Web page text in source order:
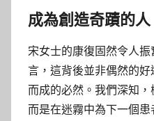
成為創造奇蹟的人
宋女士的康復固然令人
言，這背後並非偶然的
而成的必然。我們深知，
而是在迷霧中為下一個